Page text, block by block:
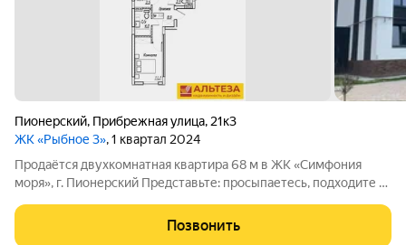
Пионерский, Прибрежная улица, 21к3
ЖК «Рыбное 3», 1 квартал 2024
Продаётся двухкомнатная квартира 68 м в ЖК «Симфония
моря», г. Пионерский Представьте: просыпаетесь, подходите к
именно такой опыт: из окон открывается прямой вид на море .
Идеальный вариант для
Позвонить